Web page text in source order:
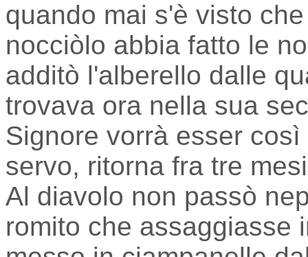
quando mai s'è visto
nocciòlo abbia fatto le
additò l'alberello dalle
trovava ora nella sua
Signore vorrà esser
servo, ritorna fra tre
Al diavolo non passò
romito che assaggiasse